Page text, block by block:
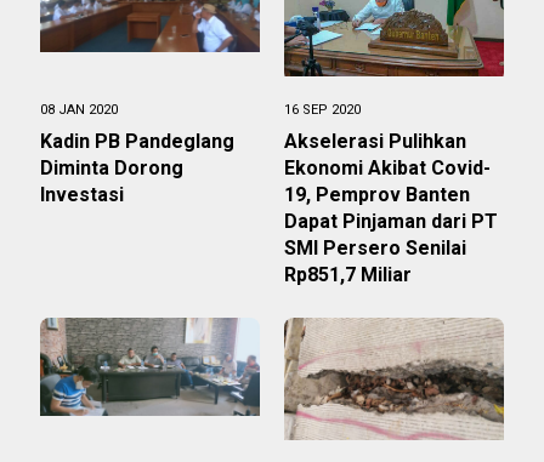
08 JAN 2020
Kadin PB Pandeglang
Diminta Dorong
Investasi
16 SEP 2020
Akselerasi Pulihkan
Ekonomi Akibat Covid-
19, Pemprov Banten
Dapat Pinjaman dari PT
SMI Persero Senilai
Rp851,7 Miliar